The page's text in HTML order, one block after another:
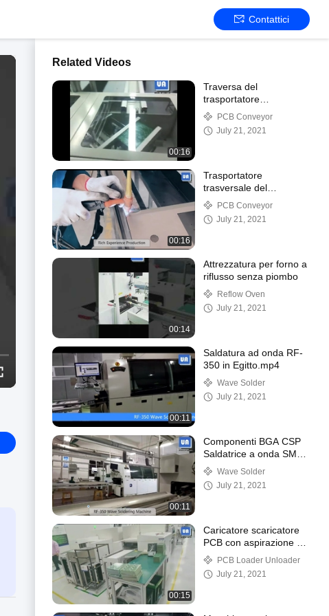
Contattici
Related Videos
00:16
Traversa del
trasportatore
PCB/Trasportatore a
navetta
PCB Conveyor
July 21, 2021
00:16
Trasportatore
trasversale del
trasportatore PCB della
macchina transfer
orizzontale TS-460
PCB Conveyor
July 21, 2021
00:14
Attrezzatura per forno a
riflusso senza piombo
Reflow Oven
July 21, 2021
00:11
Saldatura ad onda RF-
350 in Egitto.mp4
Wave Solder
July 21, 2021
00:11
Componenti BGA CSP
Saldatrice a onda SMT
3P AC380V
Wave Solder
July 21, 2021
00:15
Caricatore scaricatore
PCB con aspirazione a
vuoto Caricatore 150W
355*320*563
PCB Loader Unloader
July 21, 2021